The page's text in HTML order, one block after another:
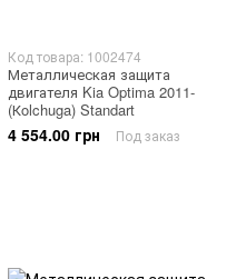
Код товара: 1002474
Металлическая защита
двигателя Kia Optima 2011-
(Кolchuga) Standart
4 554.00 грн Под заказ